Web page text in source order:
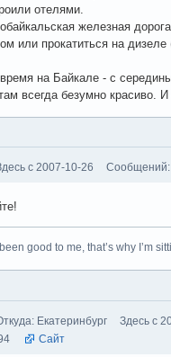
отелями.
железная
или прокатиться на дизеле
на Байкале - с
всегда безумно красиво.
с 2007-10-26
good to me, that’s why I’m
Екатеринбург
Здесь с
Сайт